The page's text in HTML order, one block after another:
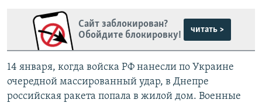
Сайт заблокирован?
Обойдите блокировку!
читать >
14 января, когда войска РФ нанесли по Украине
очередной массированный удар, в Днепре
российская ракета попала в жилой дом. Военные